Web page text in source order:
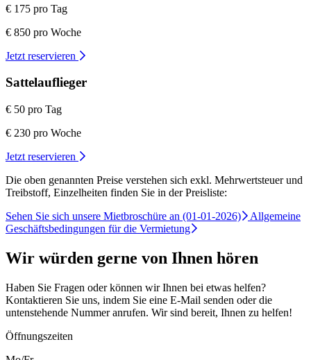
€ 175 pro Tag
€ 850 pro Woche
Jetzt reservieren
Sattelauflieger
€ 50 pro Tag
€ 230 pro Woche
Jetzt reservieren
Die oben genannten Preise verstehen sich exkl. Mehrwertsteuer und
Treibstoff, Einzelheiten finden Sie in der Preisliste:
Sehen Sie sich unsere Mietbroschüre an (01-01-2026)
Allgemeine
Geschäftsbedingungen für die Vermietung
Wir würden gerne von Ihnen hören
Haben Sie Fragen oder können wir Ihnen bei etwas helfen?
Kontaktieren Sie uns, indem Sie eine E-Mail senden oder die
untenstehende Nummer anrufen. Wir sind bereit, Ihnen zu helfen!
Öffnungszeiten